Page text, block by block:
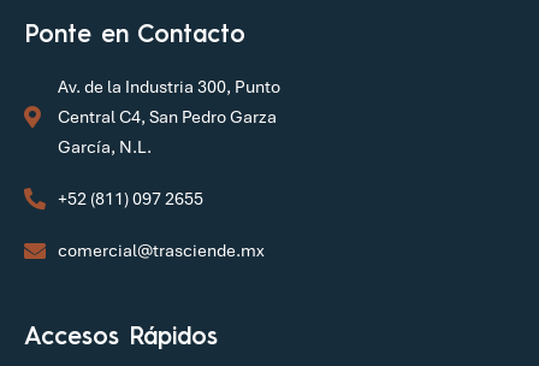
Ponte en Contacto
Av. de la Industria 300, Punto
Central C4, San Pedro Garza
García, N.L.
+52 (811) 097 2655
comercial@trasciende.mx
Accesos Rápidos